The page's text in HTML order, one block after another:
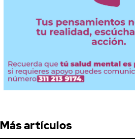
Más artículos